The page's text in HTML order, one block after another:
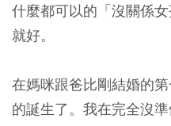
什麼都可以的「沒關係
就好。
在媽咪跟爸比剛結婚的
的誕生了。我在完全沒